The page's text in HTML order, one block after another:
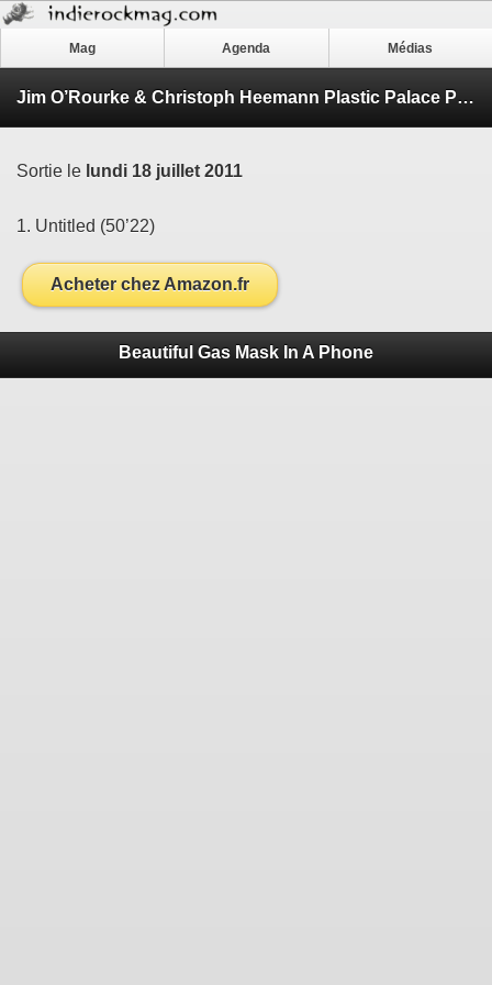
Mag Agenda Médias
Jim O’Rourke & Christoph Heemann Plastic Palace People Vol. 2
Sortie le lundi 18 juillet 2011
1. Untitled (50’22)
Acheter chez Amazon.fr
Beautiful Gas Mask In A Phone